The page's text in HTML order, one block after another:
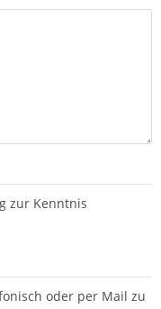
zur Kenntnis
oder per Mail zu